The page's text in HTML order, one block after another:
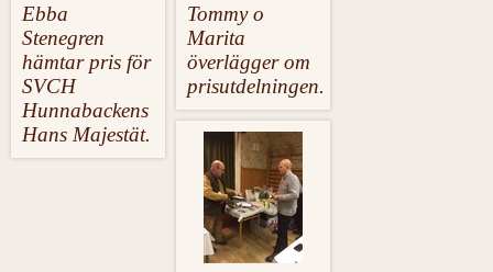
Ebba
Stenegren
hämtar pris för
SVCH
Hunnabackens
Hans Majestät.
Tommy o
Marita
överlägger om
prisutdelningen.